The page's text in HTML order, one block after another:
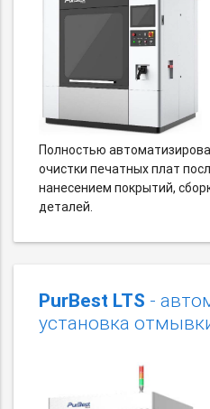
Полностью
очистки печатных плат
нанесением покрытий,
деталей.
PurBest LTS -
установка